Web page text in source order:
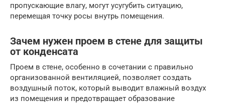
пропускающие влагу, могут усугубить ситуацию,
перемещая точку росы внутрь помещения.
Зачем нужен проем в стене для защиты
от конденсата
Проем в стене, особенно в сочетании с правильно
организованной вентиляцией, позволяет создать
воздушный поток, который выводит влажный воздух
из помещения и предотвращает образование